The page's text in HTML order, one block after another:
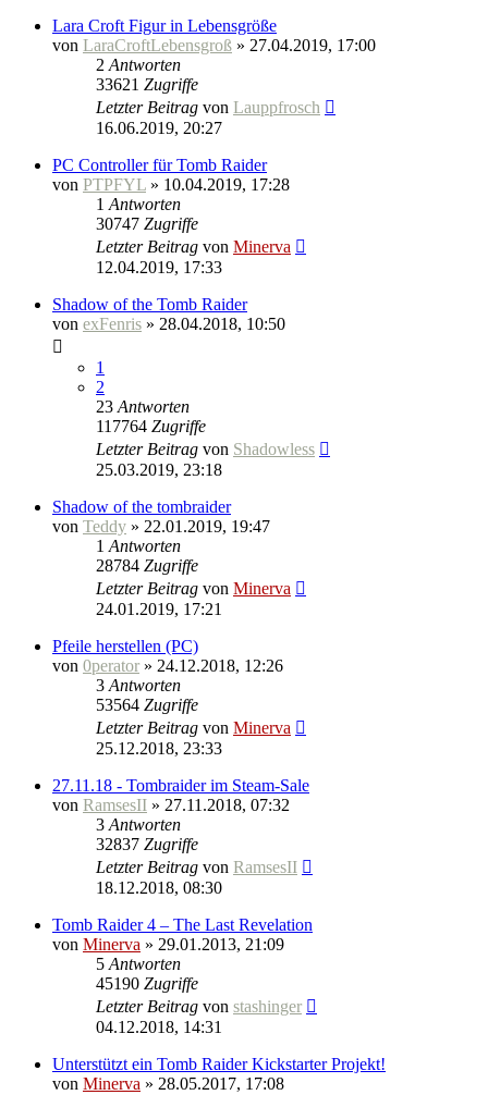
Lara Croft Figur in Lebensgröße
von LaraCroftLebensgroß » 27.04.2019, 17:00
2 Antworten
33621 Zugriffe
Letzter Beitrag von Lauppfrosch
16.06.2019, 20:27
PC Controller für Tomb Raider
von PTPFYL » 10.04.2019, 17:28
1 Antworten
30747 Zugriffe
Letzter Beitrag von Minerva
12.04.2019, 17:33
Shadow of the Tomb Raider
von exFenris » 28.04.2018, 10:50
1
2
23 Antworten
117764 Zugriffe
Letzter Beitrag von Shadowless
25.03.2019, 23:18
Shadow of the tombraider
von Teddy » 22.01.2019, 19:47
1 Antworten
28784 Zugriffe
Letzter Beitrag von Minerva
24.01.2019, 17:21
Pfeile herstellen (PC)
von 0perator » 24.12.2018, 12:26
3 Antworten
53564 Zugriffe
Letzter Beitrag von Minerva
25.12.2018, 23:33
27.11.18 - Tombraider im Steam-Sale
von RamsesII » 27.11.2018, 07:32
3 Antworten
32837 Zugriffe
Letzter Beitrag von RamsesII
18.12.2018, 08:30
Tomb Raider 4 – The Last Revelation
von Minerva » 29.01.2013, 21:09
5 Antworten
45190 Zugriffe
Letzter Beitrag von stashinger
04.12.2018, 14:31
Unterstützt ein Tomb Raider Kickstarter Projekt!
von Minerva » 28.05.2017, 17:08